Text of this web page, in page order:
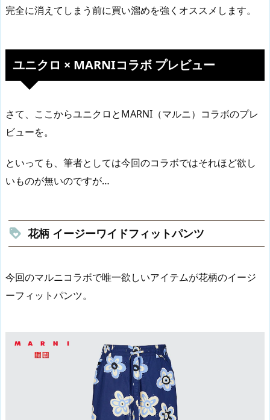
完全に消えてしまう前に買い溜めを強くオススメします。
ユニクロ × MARNIコラボ プレビュー
さて、ここからユニクロとMARNI（マルニ）コラボのプレ
ビューを。
といっても、筆者としては今回のコラボではそれほど欲し
いものが無いのですが…
花柄 イージーワイドフィットパンツ
今回のマルニコラボで唯一欲しいアイテムが花柄のイージ
ーフィットパンツ。